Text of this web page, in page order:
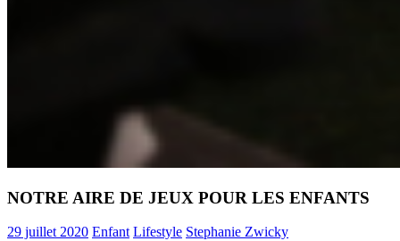
NOTRE AIRE DE JEUX POUR LES ENFANTS
29 juillet 2020 Enfant Lifestyle Stephanie Zwicky